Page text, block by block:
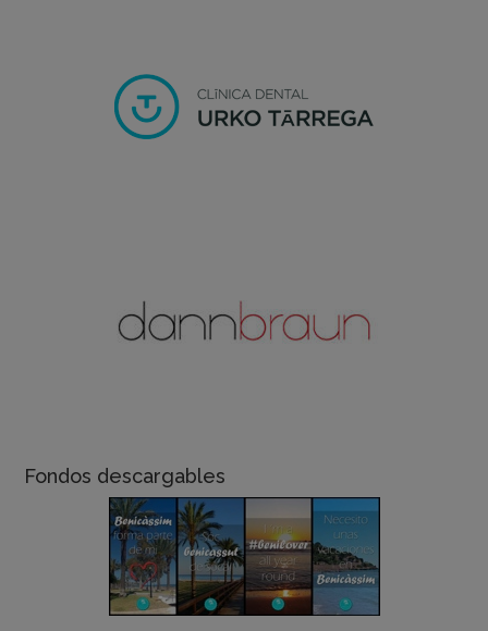
Fondos descargables